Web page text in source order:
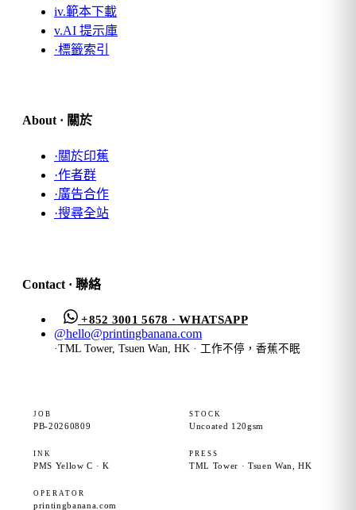
iv.範本下載
v.AI 提示庫
·標籤索引
About · 關於
·關於印蕉
·作者群
·廣告合作
·搜尋全站
Contact · 聯絡
+852 3001 5678 · WHATSAPP
@hello@printingbanana.com
·TML Tower, Tsuen Wan, HK · 工作不停，香蕉不眠
JOB
PB-20260809
STOCK
Uncoated 120gsm
INK
PMS Yellow C · K
PRESS
TML Tower · Tsuen Wan, HK
OPERATOR
printingbanana.com